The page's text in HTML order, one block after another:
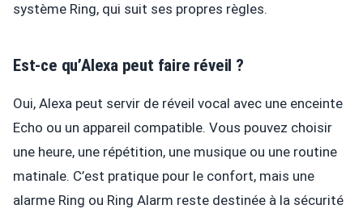
système Ring, qui suit ses propres règles.
Est-ce qu’Alexa peut faire réveil ?
Oui, Alexa peut servir de réveil vocal avec une enceinte
Echo ou un appareil compatible. Vous pouvez choisir
une heure, une répétition, une musique ou une routine
matinale. C’est pratique pour le confort, mais une
alarme Ring ou Ring Alarm reste destinée à la sécurité